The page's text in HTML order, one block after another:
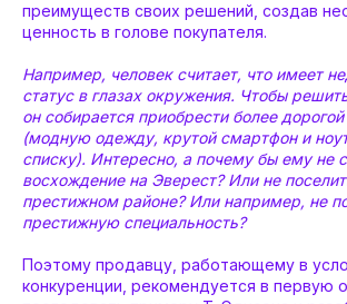
преимуществ своих решений, создав
ценность в голове покупателя.
Например, человек считает, что имеет
статус в глазах окружения. Чтобы
он собирается приобрести более
(модную одежду, крутой смартфон и
списку). Интересно, а почему бы ему не
восхождение на Эверест? Или не
престижном районе? Или например, не
престижную специальность?
Поэтому продавцу, работающему в
конкуренции, рекомендуется в первую